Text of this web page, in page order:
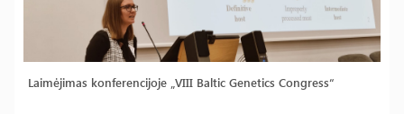
Laimėjimas konferencijoje „VIII Baltic Genetics Congress“